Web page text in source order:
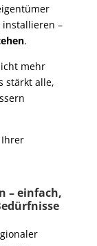
–
.
mehr
stärkt alle,
Ihrer
– einfach,